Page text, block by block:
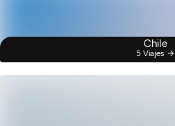
Chile
5 Viajes